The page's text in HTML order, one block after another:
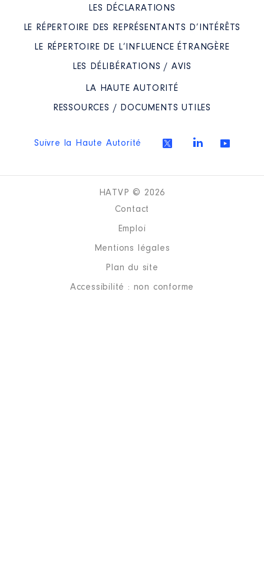
LES DÉCLARATIONS
LE RÉPERTOIRE DES REPRÉSENTANTS D’INTÉRÊTS
LE RÉPERTOIRE DE L’INFLUENCE ÉTRANGÈRE
LES DÉLIBÉRATIONS / AVIS
LA HAUTE AUTORITÉ
RESSOURCES / DOCUMENTS UTILES
Suivre la Haute Autorité
HATVP © 2026
Contact
Emploi
Mentions légales
Plan du site
Accessibilité : non conforme